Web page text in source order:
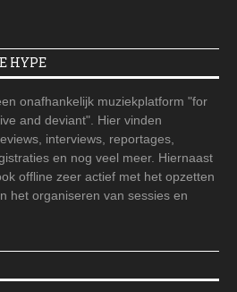
HYPE
onafhankelijk muziekplatform "for
and deviant". Hier vinden
interviews, reportages,
en nog veel meer. Hiernaast
offline zeer actief met het opzetten
het organiseren van sessies en